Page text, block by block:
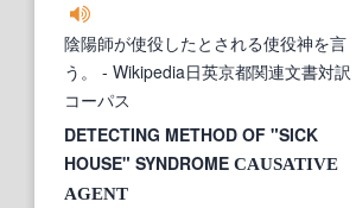
陰陽師が使役したとされる使役神を言
う。
- Wikipedia日英京都関連文書対訳
コーパス
DETECTING METHOD OF "SICK
HOUSE" SYNDROME CAUSATIVE
AGENT